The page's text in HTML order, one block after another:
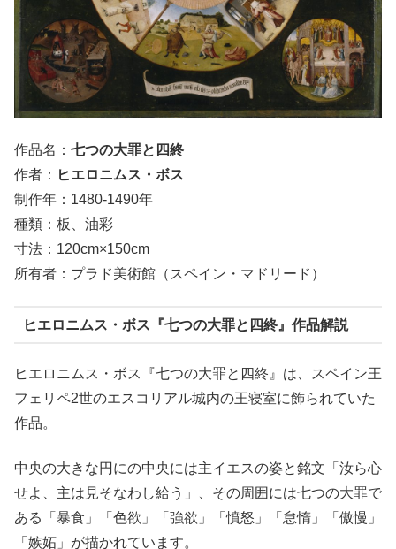
作品名： 七つの大罪と四終
作者： ヒエロニムス・ボス
制作年：1480-1490年
種類：板、油彩
寸法：120cm×150cm
所有者：プラド美術館（スペイン・マドリード）
ヒエロニムス・ボス『七つの大罪と四終』作品解説
ヒエロニムス・ボス『七つの大罪と四終』は、スペイン王
フェリペ2世のエスコリアル城内の王寝室に飾られていた
作品。
中央の大きな円にの中央には主イエスの姿と銘文「汝ら心
せよ、主は見そなわし給う」、その周囲には七つの大罪で
ある「暴食」「色欲」「強欲」「憤怒」「怠惰」「傲慢」
「嫉妬」が描かれています。